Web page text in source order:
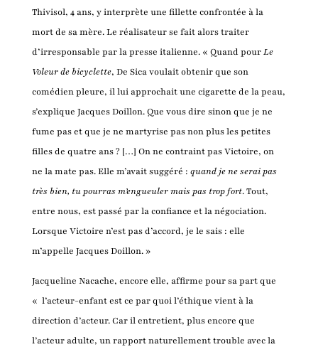
Thivisol, 4 ans, y interprète une fillette confrontée à la
mort de sa mère. Le réalisateur se fait alors traiter
d’irresponsable par la presse italienne. « Quand pourLe
Voleur de bicyclette, De Sica voulait obtenir que son
comédien pleure, il lui approchait une cigarette de la peau,
s’explique Jacques Doillon. Que vous dire sinon que je ne
fume pas et que je ne martyrise pas non plus les petites
filles de quatre ans ? […] On ne contraint pas Victoire, on
ne la mate pas. Elle m’avait suggéré : quand je ne serai pas
très bien, tu pourras m’engueuler mais pas trop fort. Tout,
entre nous, est passé par la confiance et la négociation.
Lorsque Victoire n’est pas d’accord, je le sais : elle
m’appelle Jacques Doillon. »
Jacqueline Nacache, encore elle, affirme pour sa part que
« l’acteur-enfant est ce par quoi l’éthique vient à la
direction d’acteur. Car il entretient, plus encore que
l’acteur adulte, un rapport naturellement trouble avec la